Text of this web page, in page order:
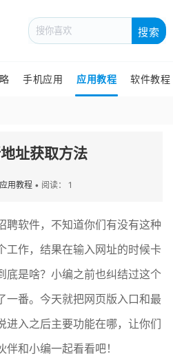
搜索
手机应用 应用教程 软件教程
址获取方法
用教程 • 阅读： 1
聘软件，不知道你们有没有这种
工作，结果在输入网址的时候卡
是啥？小编之前也纠结过这个
一番。今天就把网页版入口和最
进入之后主要功能在哪，让你们
和小编一起看看吧！